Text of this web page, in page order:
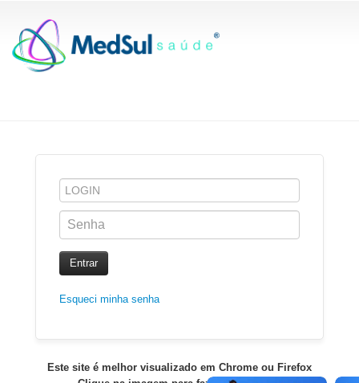
Entrar
Esqueci minha senha
Este site é melhor visualizado em Chrome ou Firefox